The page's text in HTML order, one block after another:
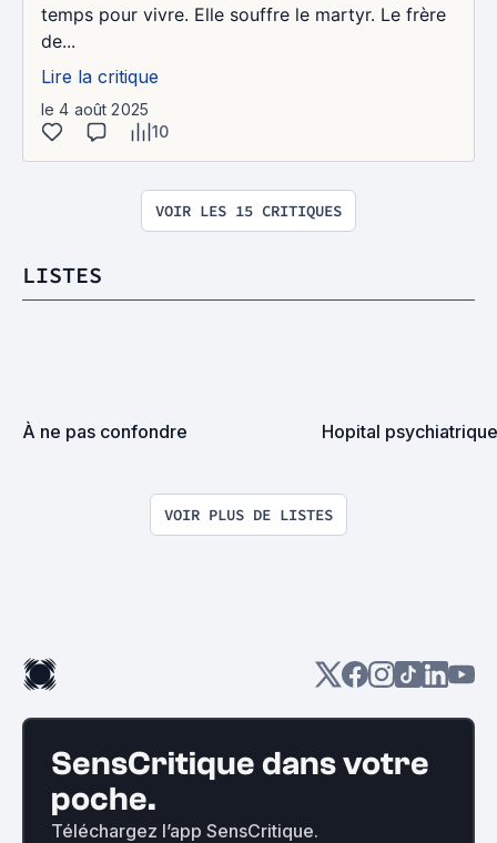
temps pour vivre. Elle souffre le martyr. Le frère
de...
Lire la critique
le 4 août 2025
10
VOIR LES 15 CRITIQUES
LISTES
À ne pas confondre Hopital psychiatrique
VOIR PLUS DE LISTES
SensCritique dans votre
poche.
Téléchargez l’app SensCritique.